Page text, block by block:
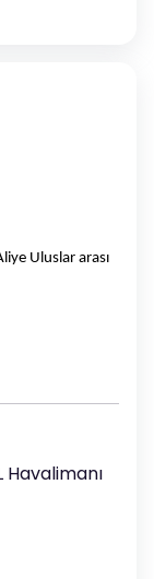
Uluslar arası
Havalimanı